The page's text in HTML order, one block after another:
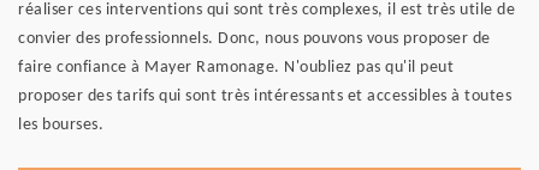
réaliser ces interventions qui sont très complexes, il est très utile de
convier des professionnels. Donc, nous pouvons vous proposer de
faire confiance à Mayer Ramonage. N'oubliez pas qu'il peut
proposer des tarifs qui sont très intéressants et accessibles à toutes
les bourses.